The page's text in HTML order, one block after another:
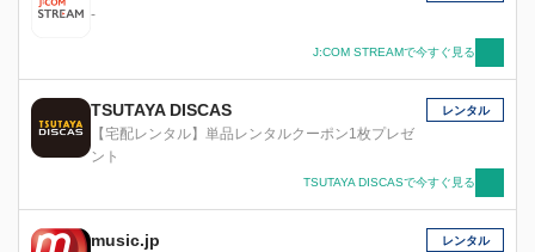
-
J:COM STREAMで今すぐ見る
TSUTAYA DISCAS
【宅配レンタル】単品レンタルクーポン1枚プレゼ
ント
レンタル
TSUTAYA DISCASで今すぐ見る
music.jp レンタル